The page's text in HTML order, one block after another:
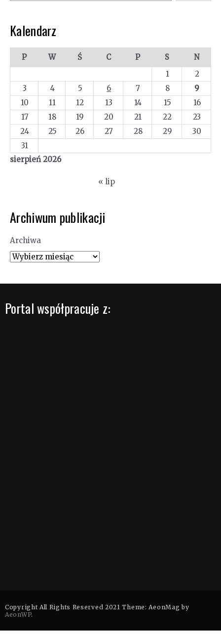
Kalendarz
sierpień 2026
P W Ś C P S
N
1
2
3
4 5 6 7 8
9
10
11 12 13 14 15
16
17
18 19 20 21 22
23
24
25 26 27 28 29
30
31
« lip
Archiwum publikacji
Archiwa
Portal współpracuje z:
Copyright All Rights Reserved 2021 Theme: AeonMag by
AeonWP.